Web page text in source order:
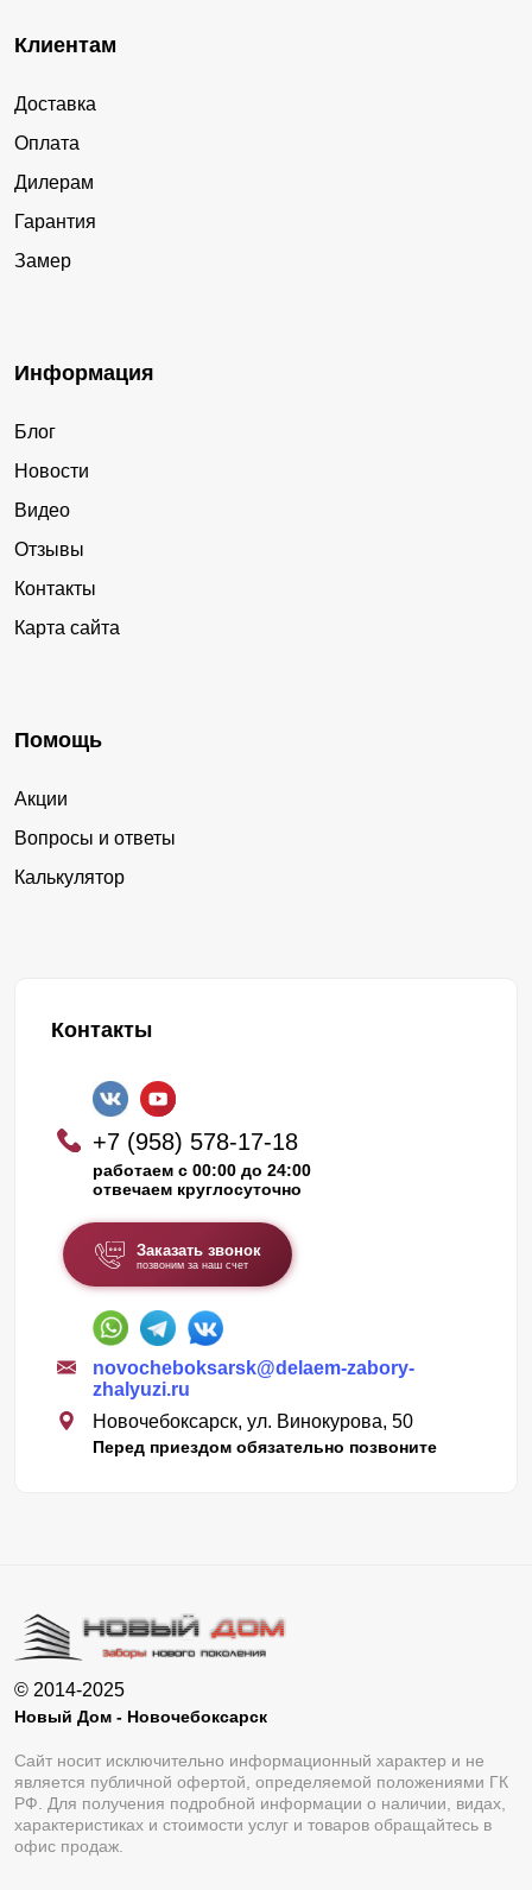
Клиентам
Доставка
Оплата
Дилерам
Гарантия
Замер
Информация
Блог
Новости
Видео
Отзывы
Контакты
Карта сайта
Помощь
Акции
Вопросы и ответы
Калькулятор
Контакты
+7 (958) 578-17-18
работаем с 00:00 до 24:00
отвечаем круглосуточно
Заказать звонок
позвоним за наш счет
novocheboksarsk@delaem-zabory-
zhalyuzi.ru
Новочебоксарск, ул. Винокурова, 50
Перед приездом обязательно позвоните
© 2014-2025
Новый Дом - Новочебоксарск
Сайт носит исключительно информационный характер и не
является публичной офертой, определяемой положениями ГК
РФ. Для получения подробной информации о наличии, видах,
характеристиках и стоимости услуг и товаров обращайтесь в
офис продаж.